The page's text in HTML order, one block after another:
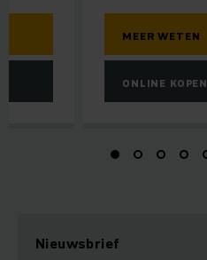
MEER WETEN
ONLINE KOPEN
Nieuwsbrief